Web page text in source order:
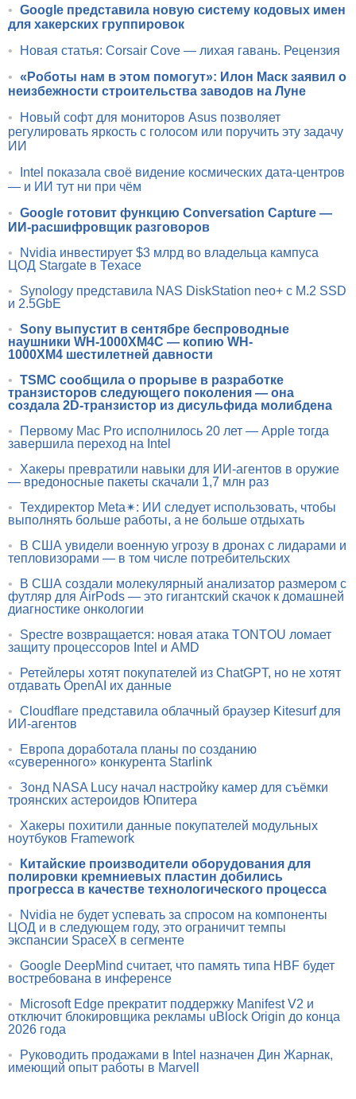
• Google представила новую систему кодовых имен
для хакерских группировок
•
Новая статья: Corsair Cove — лихая гавань. Рецензия
• «Роботы нам в этом помогут»: Илон Маск заявил о
неизбежности строительства заводов на Луне
•
Новый софт для мониторов Asus позволяет
регулировать яркость с голосом или поручить эту задачу
ИИ
•
Intel показала своё видение космических дата-центров
— и ИИ тут ни при чём
• Google готовит функцию Conversation Capture —
ИИ-расшифровщик разговоров
•
Nvidia инвестирует $3 млрд во владельца кампуса
ЦОД Stargate в Техасе
•
Synology представила NAS DiskStation neo+ с M.2 SSD
и 2.5GbE
• Sony выпустит в сентябре беспроводные
наушники WH-1000XM4C — копию WH-
1000XM4 шестилетней давности
• TSMC сообщила о прорыве в разработке
транзисторов следующего поколения — она
создала 2D-транзистор из дисульфида молибдена
•
Первому Mac Pro исполнилось 20 лет — Apple тогда
завершила переход на Intel
•
Хакеры превратили навыки для ИИ-агентов в оружие
— вредоносные пакеты скачали 1,7 млн раз
• Техдиректор Meta✴: ИИ следует использовать, чтобы
выполнять больше работы, а не больше отдыхать
•
В США увидели военную угрозу в дронах с лидарами и
тепловизорами — в том числе потребительских
•
В США создали молекулярный анализатор размером с
футляр для AirPods — это гигантский скачок к домашней
диагностике онкологии
•
Spectre возвращается: новая атака TONTOU ломает
защиту процессоров Intel и AMD
•
Ретейлеры хотят покупателей из ChatGPT, но не хотят
отдавать OpenAI их данные
• Cloudflare представила облачный браузер Kitesurf для
ИИ-агентов
•
Европа доработала планы по созданию
«суверенного» конкурента Starlink
• Зонд NASA Lucy начал настройку камер для съёмки
троянских астероидов Юпитера
•
Хакеры похитили данные покупателей модульных
ноутбуков Framework
•
Китайские производители оборудования для
полировки кремниевых пластин добились
прогресса в качестве технологического процесса
•
Nvidia не будет успевать за спросом на компоненты
ЦОД и в следующем году, это ограничит темпы
экспансии SpaceX в сегменте
• Google DeepMind считает, что память типа HBF будет
востребована в инференсе
•
Microsoft Edge прекратит поддержку Manifest V2 и
отключит блокировщика рекламы uBlock Origin до конца
2026 года
•
Руководить продажами в Intel назначен Дин Жарнак,
имеющий опыт работы в Marvell